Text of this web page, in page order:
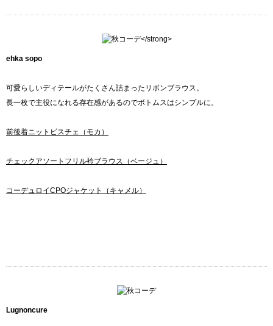
ehka sopo
可愛らしいディテールがたくさん詰まったリボンブラウス。
長一枚で主役になれる存在感があるのでボトムスはシンプルに。
前後着ニットビスチェ（モカ）
チェックアソートフリル衿ブラウス（ベージュ）
コーデュロイCPOジャケット（キャメル）
Lugnoncure